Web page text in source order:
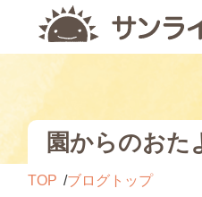
園からのおた
TOP
ブログトップ